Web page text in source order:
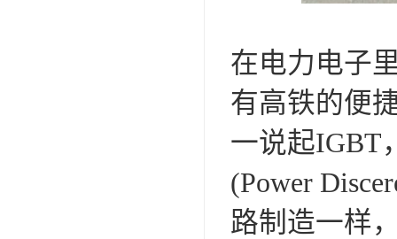
在电力电子
有高铁的便
一说起IGBT
(Power
路制造一样